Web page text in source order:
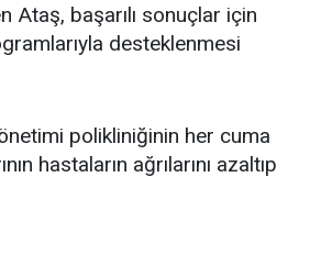
Ataş, başarılı sonuçlar için
desteklenmesi
polikliniğinin her cuma
hastaların ağrılarını azaltıp